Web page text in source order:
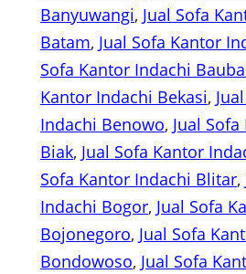
Banyuwangi, Jual Sofa
Batam, Jual Sofa Kantor
Sofa Kantor Indachi
Kantor Indachi Bekasi,
Indachi Benowo, Jual
Biak, Jual Sofa Kantor
Sofa Kantor Indachi Blitar,
Indachi Bogor, Jual Sofa
Bojonegoro, Jual Sofa
Bondowoso, Jual Sofa